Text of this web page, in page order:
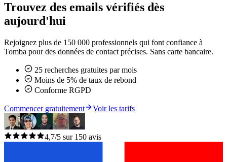
Trouvez des emails vérifiés dès
aujourd'hui
Rejoignez plus de 150 000 professionnels qui font confiance à
Tomba pour des données de contact précises. Sans carte bancaire.
25 recherches gratuites par mois
Moins de 5% de taux de rebond
Conforme RGPD
Commencer gratuitement Voir les tarifs
4,7/5 sur 150 avis